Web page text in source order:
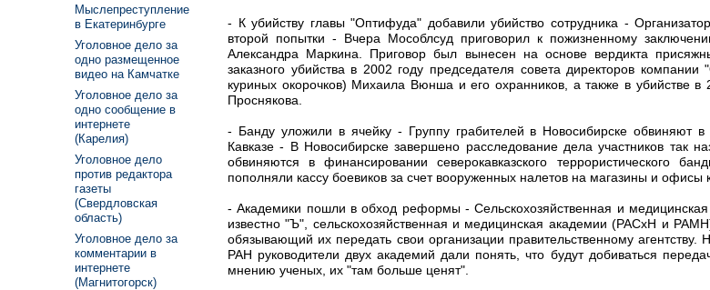
- К убийству главы "Оптифуда" добавили убийство сотрудника -
второй попытки - Вчера Мособлсуд приговорил к пожизненному
Александра Маркина. Приговор был вынесен на основе вердикта
заказного убийства в 2002 году председателя совета директоров
куриных окорочков) Михаила Вюнша и его охранников, а также в убийстве в
Проснякова.
- Банду уложили в ячейку - Группу грабителей в Новосибирске обвиняют
Кавказе - В Новосибирске завершено расследование дела участников так
обвиняются в финансировании северокавказского террористического
пополняли кассу боевиков за счет вооруженных налетов на магазины и офисы
- Академики пошли в обход реформы - Сельскохозяйственная и
известно "Ъ", сельскохозяйственная и медицинская академии (РАСхН и
обязывающий их передать свои организации правительственному
РАН руководители двух академий дали понять, что будут добиваться
мнению ученых, их "там больше ценят".
Мыслепреступление
в Екатеринбурге
Уголовное дело за
одно размещенное
видео на Камчатке
Уголовное дело за
одно сообщение в
интернете
(Карелия)
Уголовное дело
против редактора
газеты
(Свердловская
область)
Уголовное дело за
комментарии в
интернете
(Магнитогорск)